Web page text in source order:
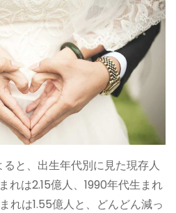
と、出生年代別に見た現存人
れは2.15億人、1990年代生まれ
れは1.55億人と、どんどん減っ